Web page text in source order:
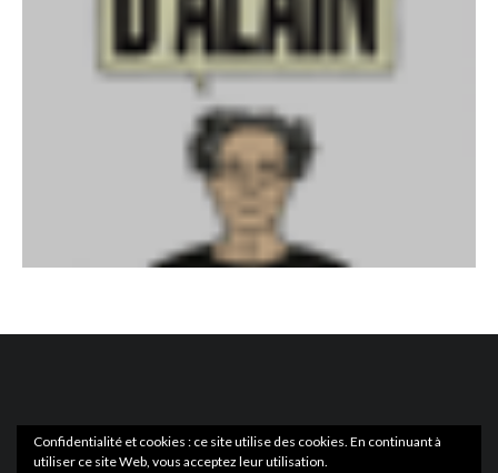
Confidentialité et cookies : ce site utilise des cookies. En continuant à
utiliser ce site Web, vous acceptez leur utilisation.